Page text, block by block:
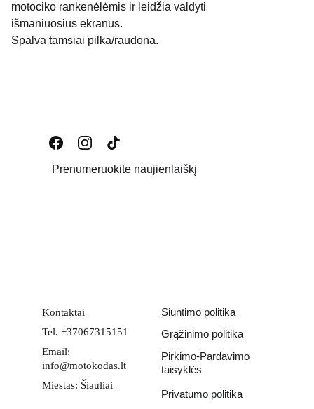
motociko rankenėlėmis ir leidžia valdyti
išmaniuosius ekranus.
Spalva tamsiai pilka/raudona.
Prenumeruokite naujienlaiškį
Kontaktai
Tel. +37067315151
Email:
info@motokodas.lt
Miestas: Šiauliai
Siuntimo politika
Grąžinimo politika
Pirkimo-Pardavimo
taisyklės
Privatumo politika